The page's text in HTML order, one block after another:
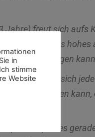
Jahre) freut sich aufs
möchte, ob was
runterspringen
(5 Jahre) freut sich
gehen
(2 Jahre) ist es
in
stimme
Website